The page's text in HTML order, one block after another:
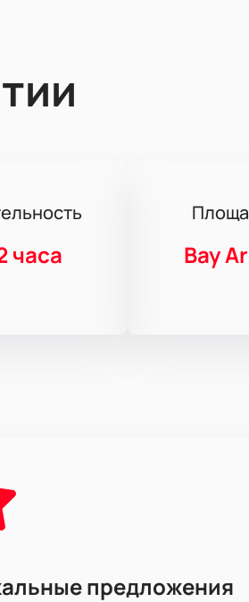
часа Bay
предложения